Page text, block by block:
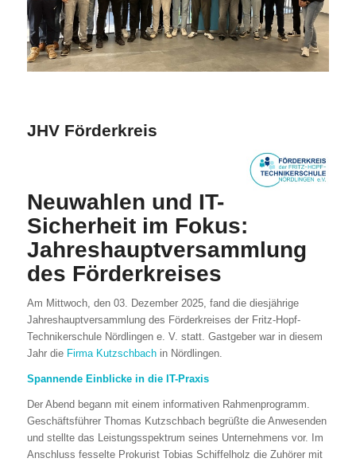
JHV Förderkreis
Neuwahlen und IT-
Sicherheit im Fokus:
Jahreshauptversammlung
des Förderkreises
Am Mittwoch, den 03. Dezember 2025, fand die diesjährige
Jahreshauptversammlung des Förderkreises der Fritz-Hopf-
Technikerschule Nördlingen e. V. statt. Gastgeber war in diesem
Jahr die Firma Kutzschbachin Nördlingen.
Spannende Einblicke in die IT-Praxis
Der Abend begann mit einem informativen Rahmenprogramm.
Geschäftsführer Thomas Kutzschbach begrüßte die Anwesenden
und stellte das Leistungsspektrum seines Unternehmens vor. Im
Anschluss fesselte Prokurist Tobias Schiffelholz die Zuhörer mit